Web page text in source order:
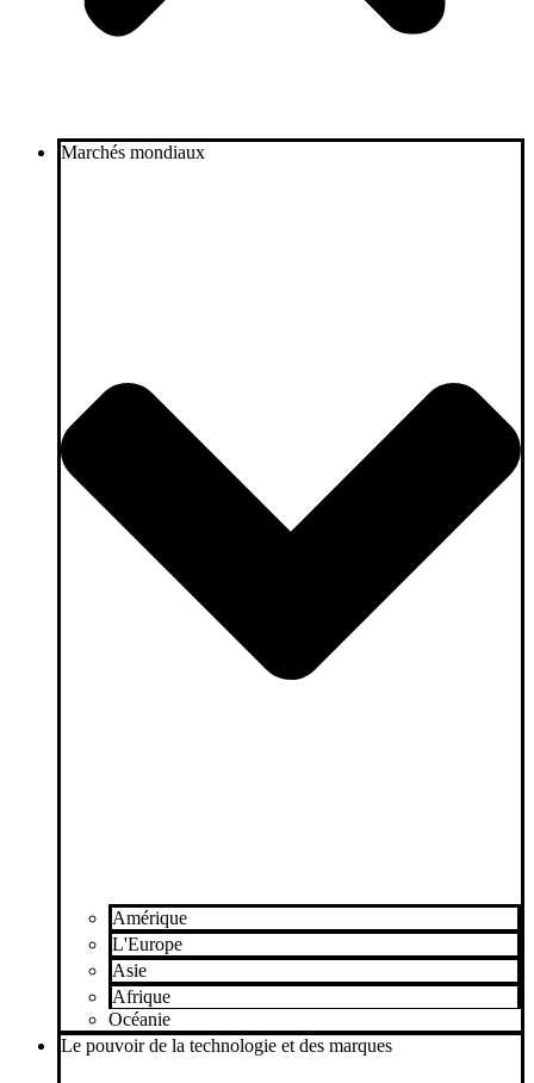
Marchés mondiaux
Amérique
L'Europe
Asie
Afrique
Océanie
Le pouvoir de la technologie et des marques